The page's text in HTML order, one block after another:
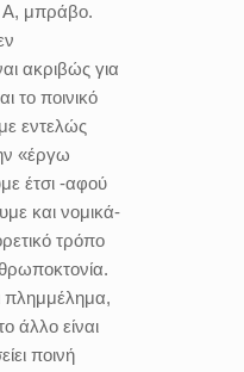
Α, μπράβο.
ακριβώς για
το ποινικό
με εντελώς
«έργω
έτσι -αφού
και νομικά-
τρόπο
πλημμέλημα,
άλλο είναι
ποινή